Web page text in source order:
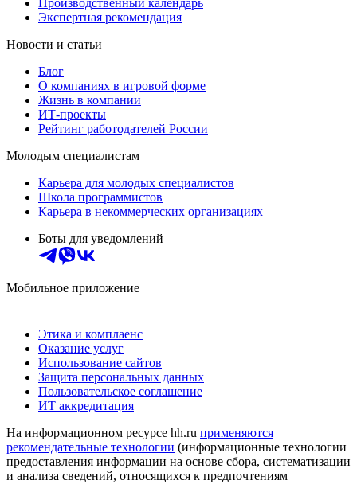
Экспертная рекомендация
Новости и статьи
Блог
О компаниях в игровой форме
Жизнь в компании
ИТ-проекты
Рейтинг работодателей России
Молодым специалистам
Карьера для молодых специалистов
Школа программистов
Карьера в некоммерческих организациях
Боты для уведомлений
Мобильное приложение
Этика и комплаенс
Оказание услуг
Использование сайтов
Защита персональных данных
Пользовательское соглашение
ИТ аккредитация
На информационном ресурсе hh.ru применяются
рекомендательные технологии (информационные технологии
предоставления информации на основе сбора, систематизации
и анализа сведений, относящихся к предпочтениям